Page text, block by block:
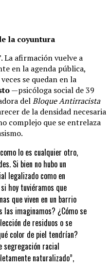
la coyuntura
La afirmación vuelve a
en la agenda pública,
se quedan en la
—psicóloga social de 39
delBloque Antirracista
de la densidad necesaria
complejo que se entrelaza
lo es cualquier otro,
Si bien no hubo un
legalizado como en
hoy tuviéramos que
que viven en un barrio
las imaginamos? ¿Cómo se
de residuos o se
color de piel tendrían?
segregación racial
naturalizado”,